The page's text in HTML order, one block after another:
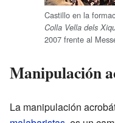
Castillo en la
Colla Vella dels
2007 frente al
Manipulación
La manipulación